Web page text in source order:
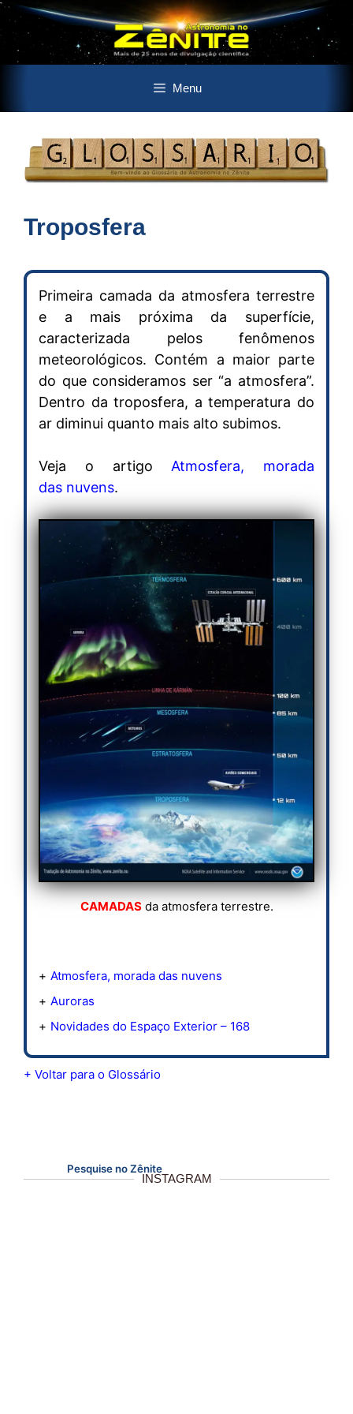
o
conteúdo
Menu
Troposfera
Primeira camada da atmosfera terrestre
e a mais próxima da superfície,
caracterizada pelos fenômenos
meteorológicos. Contém a maior parte
do que consideramos ser “a atmosfera”.
Dentro da troposfera, a temperatura do
ar diminui quanto mais alto subimos.
Veja o artigo Atmosfera, morada
das nuvens.
CAMADASda atmosfera terrestre.
Atmosfera, morada das nuvens
Auroras
Novidades do Espaço Exterior – 168
+ Voltar para o Glossário
Pesquise no Zênite
INSTAGRAM